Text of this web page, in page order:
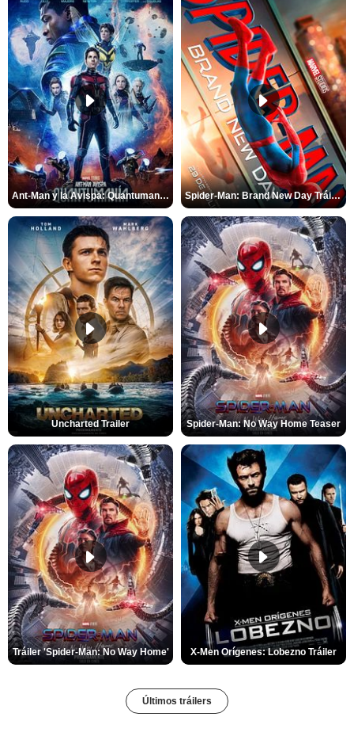
Ant-Man y la Avispa: Quantumanía Tráiler (2) Spider-Man: Brand New Day Tráiler (3)
Uncharted Trailer Spider-Man: No Way Home Teaser
Tráiler 'Spider-Man: No Way Home' X-Men Orígenes: Lobezno Tráiler
Últimos tráilers